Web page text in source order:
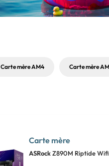
Carte mère AM4 Carte mère
Carte mère
ASRockZ890M Riptide Wifi